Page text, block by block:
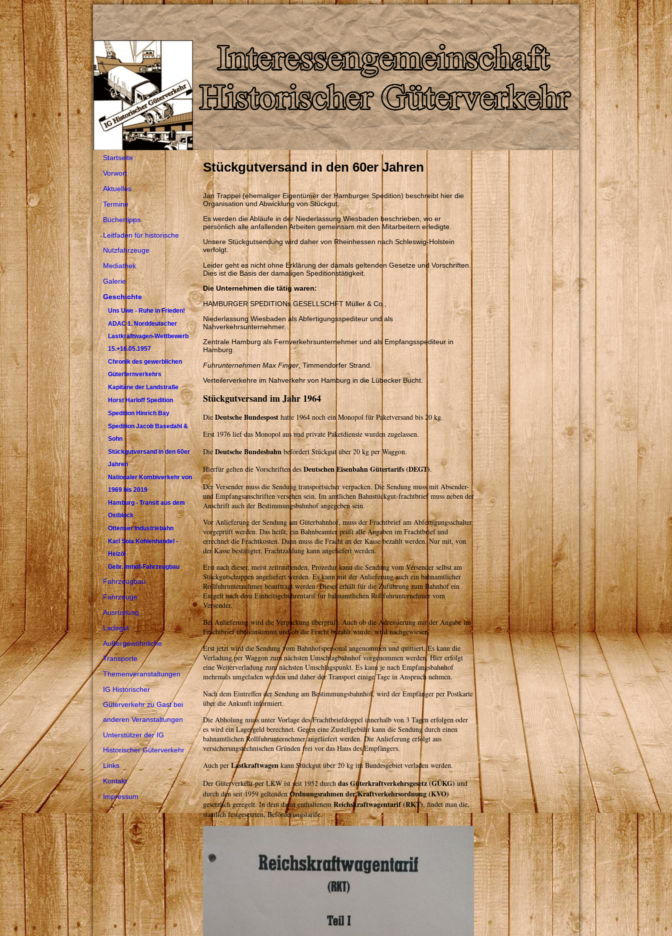
Startseite
Vorwort
Aktuelles
Termine
Büchertipps
Leitfaden für historische
Nutzfahrzeuge
Mediathek
Galerie
Geschichte
Uns Uwe - Ruhe in Frieden!
ADAC 1. Norddeutscher
Lastkraftwagen-Wettbewerb
15.+16.05.1957
Chronik des gewerblichen
Güterfernverkehrs
Kapitäne der Landstraße
Horst Harloff Spedition
Spedition Hinrich Bay
Spedition Jacob Basedahl &
Sohn
Stückgutversand in den 60er
Jahren
Nationaler Kombiverkehr von
1969 bis 2019
Hamburg - Transit aus dem
Ostblock
Ottenser Industriebahn
Karl Soia Kohlenhandel -
Heizöl
Gebr. Imhof-Fahrzeugbau
Fahrzeugbau
Fahrzeuge
Ausrüstung
Ladegut
Außergewöhnliche
Transporte
Themenveranstaltungen
IG Historischer
Güterverkehr zu Gast bei
anderen Veranstaltungen
Unterstützer der IG
Historischer Güterverkehr
Links
Kontakt
Impressum
Stückgutversand in den 60er Jahren
Jan Trappel (ehemaliger Eigentümer der Hamburger Spedition) beschreibt hier die
Organisation und Abwicklung von Stückgut.
Es werden die Abläufe in der Niederlassung Wiesbaden beschrieben, wo er
persönlich alle anfallenden Arbeiten gemeinsam mit den Mitarbeitern erledigte.
Unsere Stückgutsendung wird daher von Rheinhessen nach Schleswig-Holstein
verfolgt.
Leider geht es nicht ohne Erklärung der damals geltenden Gesetze und Vorschriften.
Dies ist die Basis der damaligen Speditionstätigkeit.
Die Unternehmen die tätig waren:
HAMBURGER SPEDITIONs GESELLSCHFT Müller & Co.,
Niederlassung Wiesbaden als Abfertigungsspediteur und als
Nahverkehrsunternehmer.
Zentrale Hamburg als Fernverkehrsunternehmer und als Empfangsspediteur in
Hamburg.
Fuhrunternehmen Max Finger, Timmendorfer Strand.
Verteilerverkehre im Nahverkehr von Hamburg in die Lübecker Bucht.
Stückgutversand im Jahr 1964
Die Deutsche Bundespost hatte 1964 noch ein Monopol für Paketversand bis 20 kg.
Erst 1976 lief das Monopol aus und private Paketdienste wurden zugelassen.
Die Deutsche Bundesbahn befördert Stückgut über 20 kg per Waggon.
Hierfür gelten die Vorschriften des Deutschen Eisenbahn Gütertarifs (DEGT).
Der Versender muss die Sendung transportsicher verpacken. Die Sendung muss mit Absender-
und Empfangsanschriften versehen sein. Im amtlichen Bahnstückgut-frachtbrief muss neben der
Anschrift auch der Bestimmungsbahnhof angegeben sein.
Vor Anlieferung der Sendung am Güterbahnhof, muss der Frachtbrief am Abfertigungsschalter
vorgeprüft werden. Das heißt, ein Bahnbeamter prüft alle Angaben im Frachtbrief und
errechnet die Frachtkosten. Dann muss die Fracht an der Kasse bezahlt werden. Nur mit, von
der Kasse bestätigter, Frachtzahlung kann angeliefert werden.
Erst nach dieser, meist zeitraubenden, Prozedur kann die Sendung vom Versender selbst am
Stückgutschuppen angeliefert werden. Es kann mit der Anlieferung auch ein bahnamtlicher
Rollfuhrunternehmer beauftragt werden. Dieser erhält für die Zuführung zum Bahnhof ein
Entgelt nach dem Einheitsgebührentarif für bahnamtlichen Rollfuhrunternehmer vom
Versender.
Bei Anlieferung wird die Verpackung überprüft. Auch ob die Adressierung mit der Angabe im
Frachtbrief übereinstimmt und ob die Fracht bezahlt wurde, wird nachgewiesen.
Erst jetzt wird die Sendung vom Bahnhofspersonal angenommen und quittiert. Es kann die
Verladung per Waggon zum nächsten Umschlagbahnhof vorgenommen werden. Hier erfolgt
eine Weiterverladung zum nächsten Umschlagspunkt. Es kann je nach Empfangsbahnhof
mehrmals umgeladen werden und daher der Transport einige Tage in Anspruch nehmen.
Nach dem Eintreffen der Sendung am Bestimmungsbahnhof, wird der Empfänger per Postkarte
über die Ankunft informiert.
Die Abholung muss unter Vorlage des Frachtbriefdoppel innerhalb von 3 Tagen erfolgen oder
es wird ein Lagergeld berechnet. Gegen eine Zustellgebühr kann die Sendung durch einen
bahnamtlichen Rollfuhrunternehmer angeliefert werden. Die Anlieferung erfolgt aus
versicherungstechnischen Gründen frei vor das Haus des Empfängers.
Auch per Lastkraftwagenkann Stückgut über 20 kg im Bundesgebiet verladen werden.
Der Güterverkehr per LKW ist seit 1952 durchdas Güterkraftverkehrsgesetz (GÜKG)und
durch den seit 1959 geltendenOrdnungsrahmen der Kraftverkehrsordnung (KVO)
gesetzlich geregelt. In dem darin enthaltenemReichskraftwagentarif (RKT), findet man die,
staatlich festgesetzten, Beförderungstarife.